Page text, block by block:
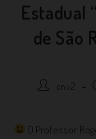
Estadual
de São
cnu2
O Professor